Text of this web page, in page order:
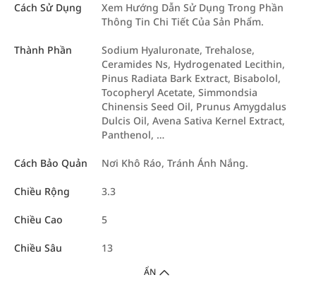
Cách Sử Dụng
Xem Hướng Dẫn Sử Dụng Trong Phần
Thông Tin Chi Tiết Của Sản Phẩm.
Thành Phần
Sodium Hyaluronate, Trehalose,
Ceramides Ns, Hydrogenated Lecithin,
Pinus Radiata Bark Extract, Bisabolol,
Tocopheryl Acetate, Simmondsia
Chinensis Seed Oil, Prunus Amygdalus
Dulcis Oil, Avena Sativa Kernel Extract,
Panthenol, …
Cách Bảo Quản Nơi Khô Ráo, Tránh Ánh Nắng.
Chiều Rộng 3.3
Chiều Cao 5
Chiều Sâu 13
ẨN